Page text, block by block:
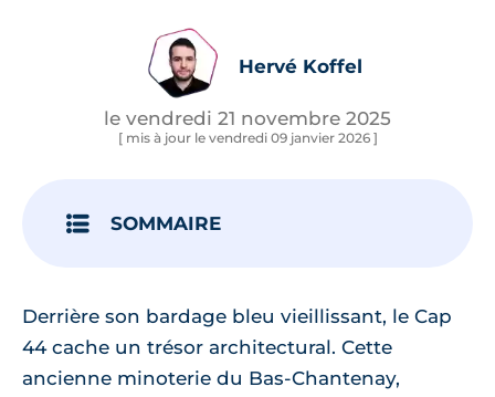
Hervé Koffel
le vendredi 21 novembre 2025
[ mis à jour le vendredi 09 janvier 2026 ]
SOMMAIRE
Derrière son bardage bleu vieillissant, le Cap
44 cache un trésor architectural. Cette
ancienne minoterie du Bas-Chantenay,